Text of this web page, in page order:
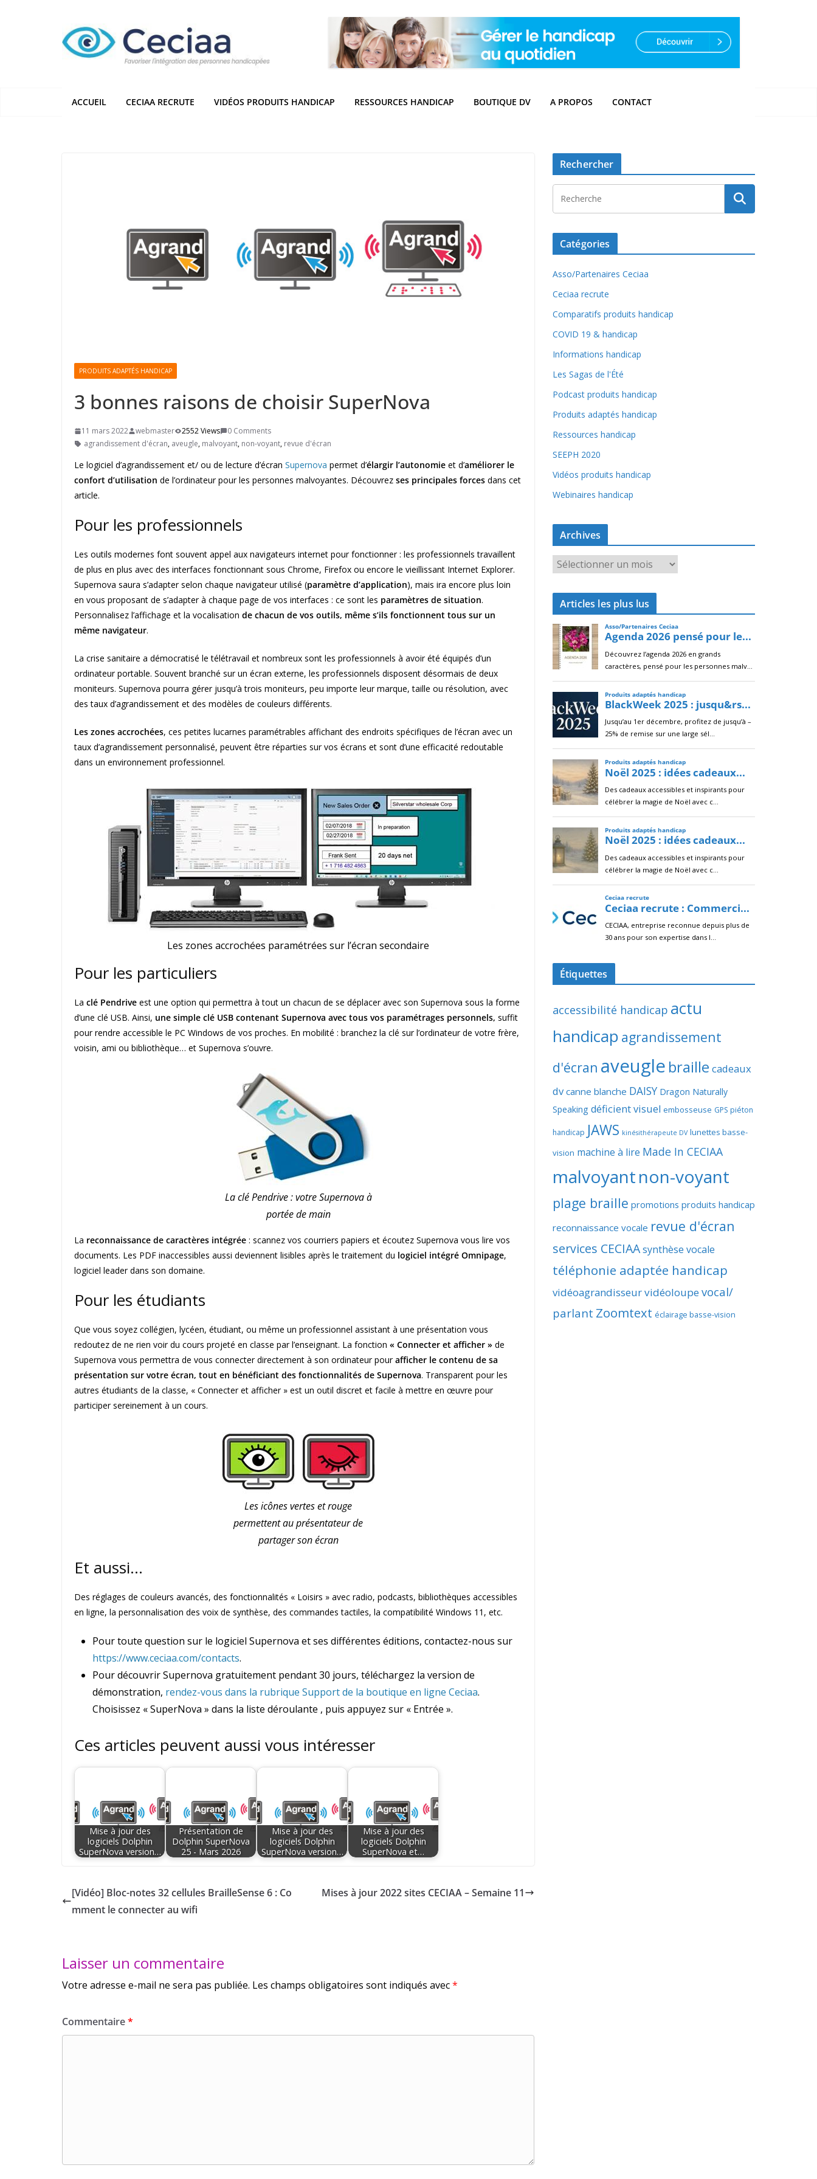
ACCUEIL CECIAA RECRUTE VIDÉOS PRODUITS HANDICAP RESSOURCES HANDICAP BOUTIQUE DV A PROPOS CONTACT
PRODUITS ADAPTÉS HANDICAP
3 bonnes raisons de choisir SuperNova
11 mars 2022 webmaster 2552 Views
0 Comments
agrandissement d'écran, aveugle, malvoyant, non-voyant, revue d'écran
Le logiciel d’agrandissement et/ ou de lecture d’écran Supernova permet d’élargir l’autonomie et d’améliorer le
confort d’utilisation de l’ordinateur pour les personnes malvoyantes. Découvrez ses principales forces dans cet
article.
Pour les professionnels
Les outils modernes font souvent appel aux navigateurs internet pour fonctionner : les professionnels travaillent
de plus en plus avec des interfaces fonctionnant sous Chrome, Firefox ou encore le vieillissant Internet Explorer.
Supernova saura s’adapter selon chaque navigateur utilisé (paramètre d’application), mais ira encore plus loin
en vous proposant de s’adapter à chaque page de vos interfaces : ce sont les paramètres de situation.
Personnalisez l’affichage et la vocalisation de chacun de vos outils, même s’ils fonctionnent tous sur un
même navigateur.
La crise sanitaire a démocratisé le télétravail et nombreux sont les professionnels à avoir été équipés d’un
ordinateur portable. Souvent branché sur un écran externe, les professionnels disposent désormais de deux
moniteurs. Supernova pourra gérer jusqu’à trois moniteurs, peu importe leur marque, taille ou résolution, avec
des taux d’agrandissement et des modèles de couleurs différents.
Les zones accrochées, ces petites lucarnes paramétrables affichant des endroits spécifiques de l’écran avec un
taux d’agrandissement personnalisé, peuvent être réparties sur vos écrans et sont d’une efficacité redoutable
dans un environnement professionnel.
Les zones accrochées paramétrées sur l’écran secondaire
Pour les particuliers
La clé Pendrive est une option qui permettra à tout un chacun de se déplacer avec son Supernova sous la forme
d’une clé USB. Ainsi, une simple clé USB contenant Supernova avec tous vos paramétrages personnels, suffit
pour rendre accessible le PC Windows de vos proches. En mobilité : branchez la clé sur l’ordinateur de votre frère,
voisin, ami ou bibliothèque… et Supernova s’ouvre.
La clé Pendrive : votre Supernova à
portée de main
La reconnaissance de caractères intégrée : scannez vos courriers papiers et écoutez Supernova vous lire vos
documents. Les PDF inaccessibles aussi deviennent lisibles après le traitement du logiciel intégré Omnipage,
logiciel leader dans son domaine.
Pour les étudiants
Que vous soyez collégien, lycéen, étudiant, ou même un professionnel assistant à une présentation vous
redoutez de ne rien voir du cours projeté en classe par l’enseignant. La fonction « Connecter et afficher » de
Supernova vous permettra de vous connecter directement à son ordinateur pourafficher le contenu de sa
présentation sur votre écran, tout en bénéficiant des fonctionnalités de Supernova. Transparent pour les
autres étudiants de la classe, « Connecter et afficher » est un outil discret et facile à mettre en œuvre pour
participer sereinement à un cours.
Les icônes vertes et rouge
permettent au présentateur de
partager son écran
Et aussi…
Des réglages de couleurs avancés, des fonctionnalités « Loisirs » avec radio, podcasts, bibliothèques accessibles
en ligne, la personnalisation des voix de synthèse, des commandes tactiles, la compatibilité Windows 11, etc.
Pour toute question sur le logiciel Supernova et ses différentes éditions, contactez-nous sur
https://www.ceciaa.com/contacts.
Pour découvrir Supernova gratuitement pendant 30 jours, téléchargez la version de
démonstration, rendez-vous dans la rubrique Support de la boutique en ligne Ceciaa.
Choisissez « SuperNova » dans la liste déroulante , puis appuyez sur « Entrée ».
Ces articles peuvent aussi vous intéresser
Mise à jour des
logiciels Dolphin
SuperNova version…
Présentation de
Dolphin SuperNova
25 - Mars 2026
Mise à jour des
logiciels Dolphin
SuperNova version…
Mise à jour des
logiciels Dolphin
SuperNova et…
[Vidéo] Bloc-notes 32 cellules BrailleSense 6 : Co
mment le connecter au wifi
Mises à jour 2022 sites CECIAA – Semaine 11
Laisser un commentaire
Votre adresse e-mail ne sera pas publiée. Les champs obligatoires sont indiqués avec*
Commentaire*
Rechercher
Catégories
Asso/Partenaires Ceciaa
Ceciaa recrute
Comparatifs produits handicap
COVID 19 & handicap
Informations handicap
Les Sagas de l'Été
Podcast produits handicap
Produits adaptés handicap
Ressources handicap
SEEPH 2020
Vidéos produits handicap
Webinaires handicap
Archives
r
c
i
v
e
s
Articles les plus lus
Étiquettes
accessibilité handicap actu
handicap agrandissement
d'écran aveugle braille cadeaux
dv canne blanche DAISY Dragon Naturally
Speaking déficient visuel embosseuse GPS piéton
handicap JAWS kinésithérapeute DV lunettes basse-
vision machine à lire Made In CECIAA
malvoyantnon-voyant
plage braille promotions produits handicap
reconnaissance vocale revue d'écran
services CECIAAsynthèse vocale
téléphonie adaptée handicap
vidéoagrandisseurvidéoloupevocal/
parlant Zoomtext éclairage basse-vision